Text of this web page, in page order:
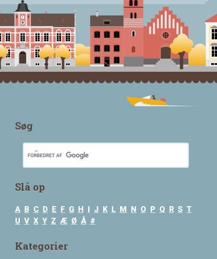
Søg
Slå op
A B C D E F G H I J K L M N O P Q R S T
U V X Y Z Æ Ø Å #
Kategorier